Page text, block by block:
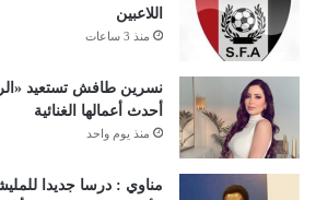
اللاعبين
منذ 3 ساعات
نسرين طافش تستعيد
أحدث أعمالها الغنائية
منذ يوم واحد
مناوي : درسا جديدا